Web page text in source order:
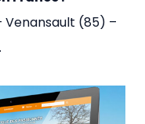
(85) –